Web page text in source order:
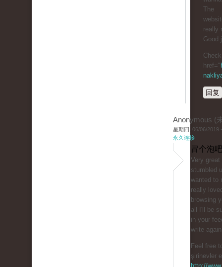
The
really
Good
href="
回复
Anonymous (
星期四, 06/06/2019
永久连接
冒个泡
Very
stumbled
wanted to
really
browsing
all I'll be
in your
write
Feel free
şirinevler